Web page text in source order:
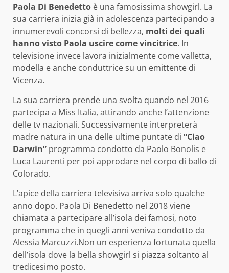
Paola Di Benedetto è una famosissima showgirl. La
sua carriera inizia già in adolescenza partecipando a
innumerevoli concorsi di bellezza, molti dei quali
hanno visto Paola uscire come vincitrice. In
televisione invece lavora inizialmente come valletta,
modella e anche conduttrice su un emittente di
Vicenza.
La sua carriera prende una svolta quando nel 2016
partecipa a Miss Italia, attirando anche l’attenzione
delle tv nazionali. Successivamente interpreterà
madre natura in una delle ultime puntate di “Ciao
Darwin” programma condotto da Paolo Bonolis e
Luca Laurenti per poi approdare nel corpo di ballo di
Colorado.
L’apice della carriera televisiva arriva solo qualche
anno dopo. Paola Di Benedetto nel 2018 viene
chiamata a partecipare all’isola dei famosi, noto
programma che in quegli anni veniva condotto da
Alessia Marcuzzi.Non un esperienza fortunata quella
dell’isola dove la bella showgirl si piazza soltanto al
tredicesimo posto.